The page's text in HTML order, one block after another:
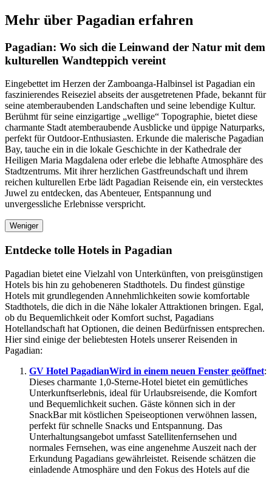
Mehr über Pagadian erfahren
Pagadian: Wo sich die Leinwand der Natur mit dem
kulturellen Wandteppich vereint
Eingebettet im Herzen der Zamboanga-Halbinsel ist Pagadian ein
faszinierendes Reiseziel abseits der ausgetretenen Pfade, bekannt für
seine atemberaubenden Landschaften und seine lebendige Kultur.
Berühmt für seine einzigartige „wellige“ Topographie, bietet diese
charmante Stadt atemberaubende Ausblicke und üppige Naturparks,
perfekt für Outdoor-Enthusiasten. Erkunde die malerische Pagadian
Bay, tauche ein in die lokale Geschichte in der Kathedrale der
Heiligen Maria Magdalena oder erlebe die lebhafte Atmosphäre des
Stadtzentrums. Mit ihrer herzlichen Gastfreundschaft und ihrem
reichen kulturellen Erbe lädt Pagadian Reisende ein, ein verstecktes
Juwel zu entdecken, das Abenteuer, Entspannung und
unvergessliche Erlebnisse verspricht.
Weniger
Entdecke tolle Hotels in Pagadian
Pagadian bietet eine Vielzahl von Unterkünften, von preisgünstigen
Hotels bis hin zu gehobeneren Stadthotels. Du findest günstige
Hotels mit grundlegenden Annehmlichkeiten sowie komfortable
Stadthotels, die dich in die Nähe lokaler Attraktionen bringen. Egal,
ob du Bequemlichkeit oder Komfort suchst, Pagadians
Hotellandschaft hat Optionen, die deinen Bedürfnissen entsprechen.
Hier sind einige der beliebtesten Hotels unserer Reisenden in
Pagadian:
GV Hotel PagadianWird in einem neuen Fenster geöffnet:
Dieses charmante 1,0-Sterne-Hotel bietet ein gemütliches
Unterkunftserlebnis, ideal für Urlaubsreisende, die Komfort
und Bequemlichkeit suchen. Gäste können sich in der
SnackBar mit köstlichen Speiseoptionen verwöhnen lassen,
perfekt für schnelle Snacks und Entspannung. Das
Unterhaltungsangebot umfasst Satellitenfernsehen und
normales Fernsehen, was eine angenehme Auszeit nach der
Erkundung Pagadians gewährleistet. Reisende schätzen die
einladende Atmosphäre und den Fokus des Hotels auf die